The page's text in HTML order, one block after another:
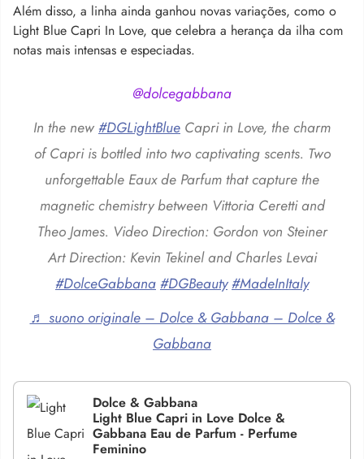
Além disso, a linha ainda ganhou novas variações, como o
Light Blue Capri In Love, que celebra a herança da ilha com
notas mais intensas e especiadas.
@dolcegabbana
In the new #DGLightBlue Capri in Love, the charm
of Capri is bottled into two captivating scents. Two
unforgettable Eaux de Parfum that capture the
magnetic chemistry between Vittoria Ceretti and
Theo James. Video Direction: Gordon von Steiner
Art Direction: Kevin Tekinel and Charles Levai
#DolceGabbana #DGBeauty #MadeInItaly
♬ suono originale – Dolce & Gabbana – Dolce &
Gabbana
Dolce & Gabbana
Light Blue Capri in Love Dolce &
Gabbana Eau de Parfum - Perfume
Feminino